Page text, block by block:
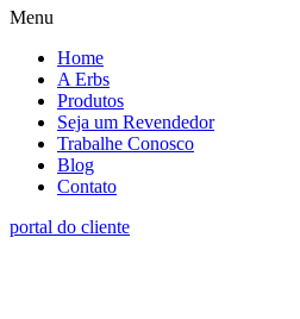
Menu
Home
A Erbs
Produtos
Seja um Revendedor
Trabalhe Conosco
Blog
Contato
portal do cliente